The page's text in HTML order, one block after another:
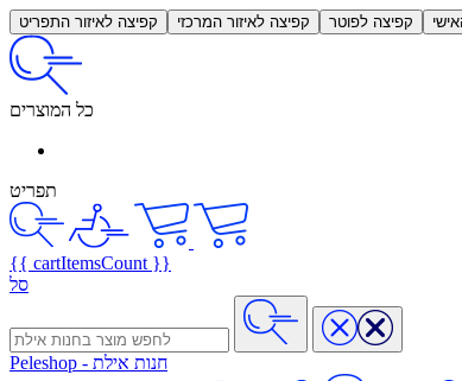
קפיצה לאיזור התפריט קפיצה לאיזור המרכזי קפיצה לפוטר
כל המוצרים
תפריט
{{ cartItemsCount }}
סל
Peleshop - חנות אילת